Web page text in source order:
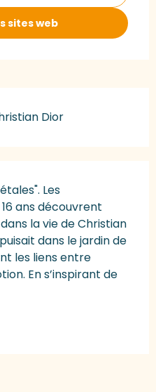
sites web
Dior
Les
ans découvrent
la vie de Christian
dans le jardin de
les liens entre
En s’inspirant de